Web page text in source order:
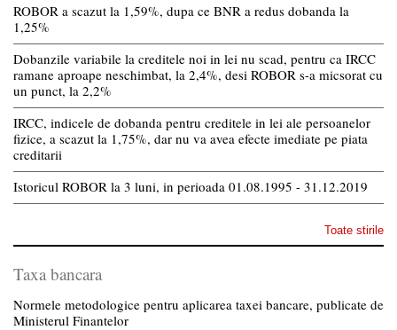
ROBOR a scazut la 1,59%, dupa ce BNR a redus dobanda la
1,25%
Dobanzile variabile la creditele noi in lei nu scad, pentru ca IRCC
ramane aproape neschimbat, la 2,4%, desi ROBOR s-a micsorat cu
un punct, la 2,2%
IRCC, indicele de dobanda pentru creditele in lei ale persoanelor
fizice, a scazut la 1,75%, dar nu va avea efecte imediate pe piata
creditarii
Istoricul ROBOR la 3 luni, in perioada 01.08.1995 - 31.12.2019
Toate stirile
Taxa bancara
Normele metodologice pentru aplicarea taxei bancare, publicate de
Ministerul Finantelor